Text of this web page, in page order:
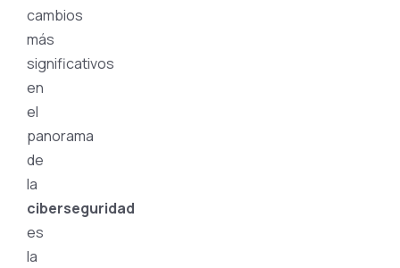
cambios
más
significativos
en
el
panorama
de
la
ciberseguridad
es
la